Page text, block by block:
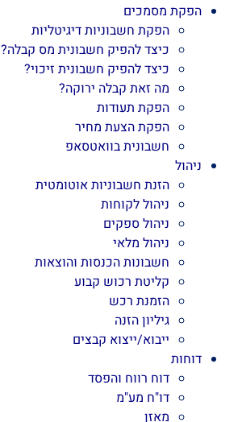
הפקת מסמכים
הפקת חשבוניות דיגיטליות
כיצד להפיק חשבונית מס קבלה?
כיצד להפיק חשבונית זיכוי?
מה זאת קבלה ירוקה?
הפקת תעודות
הפקת הצעת מחיר
חשבונית בוואטסאפ
ניהול
הזנת חשבוניות אוטומטית
ניהול לקוחות
ניהול ספקים
ניהול מלאי
חשבונות הכנסות והוצאות
קליטת רכוש קבוע
הזמנת רכש
גיליון הזנה
ייבוא/ייצוא קבצים
דוחות
דוח רווח והפסד
דו"ח מע"מ
מאזן